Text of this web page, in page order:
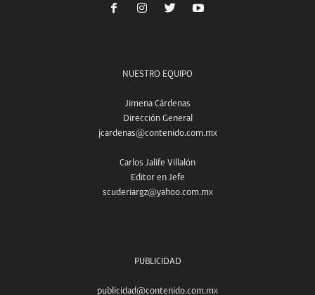
NUESTRO EQUIPO
Jimena Cárdenas
Dirección General
jcardenas@contenido.com.mx
Carlos Jalife Villalón
Editor en Jefe
scuderiargz@yahoo.com.mx
PUBLICIDAD
publicidad@contenido.com.mx